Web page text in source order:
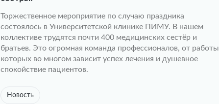
Торжественное мероприятие по случаю праздника
состоялось в Университетской клинике ПИМУ. В нашем
коллективе трудятся почти 400 медицинских сестёр и
братьев. Это огромная команда профессионалов, от работы
которых во многом зависит успех лечения и душевное
спокойствие пациентов.
Новость